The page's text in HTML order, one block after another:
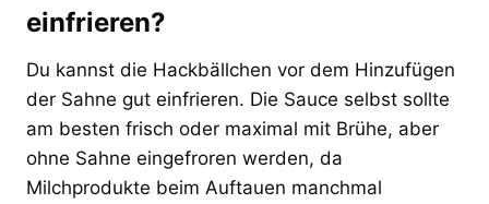
einfrieren?
Du kannst die Hackbällchen vor dem Hinzufügen
der Sahne gut einfrieren. Die Sauce selbst sollte
am besten frisch oder maximal mit Brühe, aber
ohne Sahne eingefroren werden, da
Milchprodukte beim Auftauen manchmal